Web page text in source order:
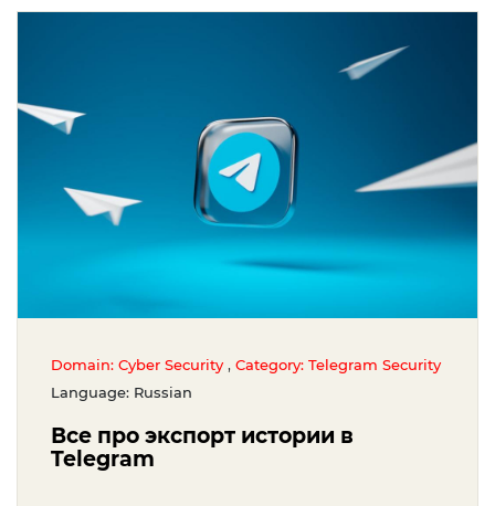
Domain: Cyber Security , Category: Telegram Security
Language: Russian
Все про экспорт истории в
Telegram